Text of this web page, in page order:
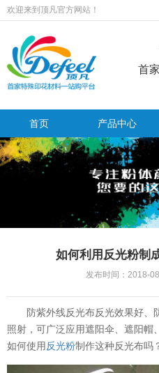
欢迎来到顶凡官方网站！
首
首页 产品中心
如何利用反光粉制
发布时间：2018-
防紫外线反光布反光效果好、
照射，可广泛应用遮阳伞、遮阳帽
如何使用反光粉制作这种反光布吗